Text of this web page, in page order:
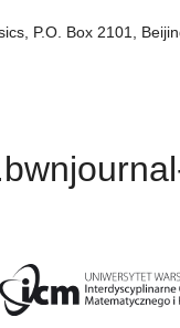
P.O. Box 2101,